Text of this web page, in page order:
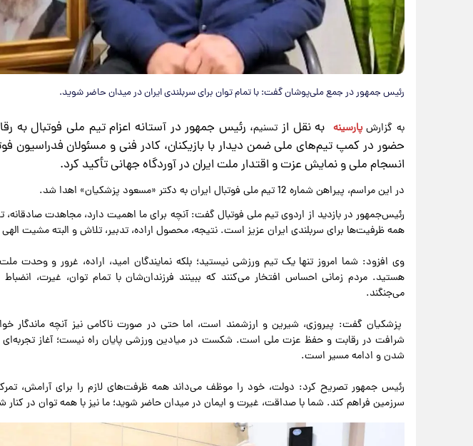
رئیس جمهور در جمع ملی‌پوشان گفت: با تمام توان برای سربلندی ایران در میدان حاضر شوید.
به گزارش پارسینه به نقل از تسنیم، رئیس جمهور در آستانه اعزام تیم ملی فوتبال به
حضور در کمپ تیم‌های ملی ضمن دیدار با بازیکنان، کادر فنی و مسئولان فدراسیون
انسجام ملی و نمایش عزت و اقتدار ملت ایران در آوردگاه جهانی تأکید کرد.
در این مراسم، پیراهن شماره 12 تیم ملی فوتبال ایران به دکتر «مسعود پزشکیان» اهدا شد.
رئیس‌جمهور در بازدید از اردوی تیم ملی فوتبال گفت: آنچه برای ما اهمیت دارد، مجاهدت صادقانه،
همه ظرفیت‌ها برای سربلندی ایران عزیز است. نتیجه، محصول اراده، تدبیر، تلاش و البته مشیت
وی افزود: شما امروز تنها یک تیم ورزشی نیستید؛ بلکه نمایندگان امید، اراده، غرور و وحدت
هستید. مردم زمانی احساس افتخار می‌کنند که ببینند فرزندان‌شان با تمام توان، غیرت،
می‌جنگند.
پزشکیان گفت: پیروزی، شیرین و ارزشمند است، اما حتی در صورت ناکامی نیز آنچه ماندگار
شرافت در رقابت و حفظ عزت ملی است. شکست در میادین ورزشی پایان راه نیست؛ آغاز تجربه‌ای
شدن و ادامه مسیر است.
رئیس جمهور تصریح کرد: دولت، خود را موظف می‌داند همه ظرفت‌های لازم را برای آرامش،
سرزمین فراهم کند. شما با صداقت، غیرت و ایمان در میدان حاضر شوید؛ ما نیز با همه توان در کنار